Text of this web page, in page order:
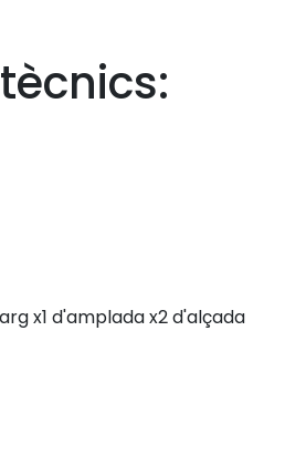
x1 d'amplada x2 d'alçada